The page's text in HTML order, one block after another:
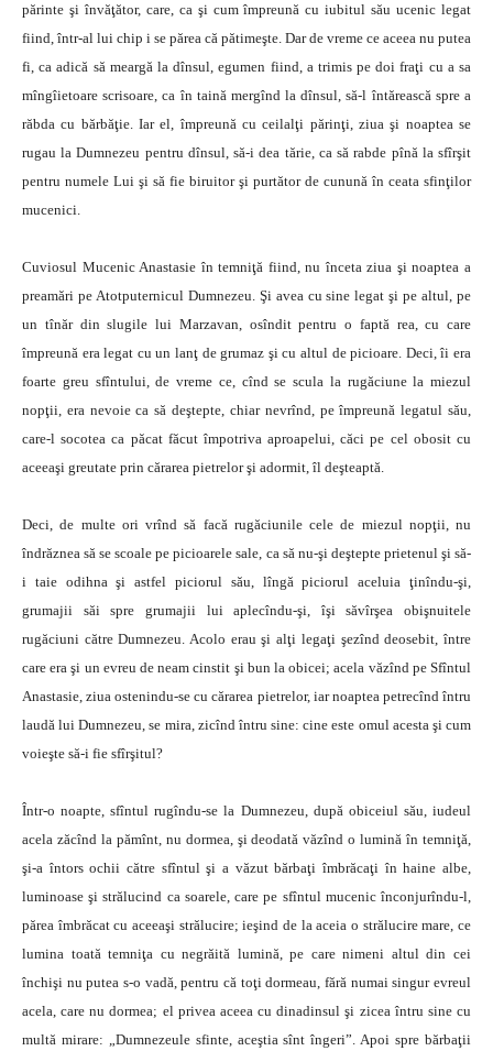
părinte şi învăţător, care, ca şi cum împreună cu iubitul său ucenic legat
fiind, într-al lui chip i se părea că pătimeşte. Dar de vreme ce aceea nu putea
fi, ca adică să meargă la dînsul, egumen fiind, a trimis pe doi fraţi cu a sa
mîngîietoare scrisoare, ca în taină mergînd la dînsul, să-l întărească spre a
răbda cu bărbăţie. Iar el, împreună cu ceilalţi părinţi, ziua şi noaptea se
rugau la Dumnezeu pentru dînsul, să-i dea tărie, ca să rabde pînă la sfîrşit
pentru numele Lui şi să fie biruitor şi purtător de cunună în ceata sfinţilor
mucenici.
Cuviosul Mucenic Anastasie în temniţă fiind, nu înceta ziua şi noaptea a
preamări pe Atotputernicul Dumnezeu. Şi avea cu sine legat şi pe altul, pe
un tînăr din slugile lui Marzavan, osîndit pentru o faptă rea, cu care
împreună era legat cu un lanţ de grumaz şi cu altul de picioare. Deci, îi era
foarte greu sfîntului, de vreme ce, cînd se scula la rugăciune la miezul
nopţii, era nevoie ca să deştepte, chiar nevrînd, pe împreună legatul său,
care-l socotea ca păcat făcut împotriva aproapelui, căci pe cel obosit cu
aceeaşi greutate prin cărarea pietrelor şi adormit, îl deşteaptă.
Deci, de multe ori vrînd să facă rugăciunile cele de miezul nopţii, nu
îndrăznea să se scoale pe picioarele sale, ca să nu-şi deştepte prietenul şi să-
i taie odihna şi astfel piciorul său, lîngă piciorul aceluia ţinîndu-şi,
grumajii săi spre grumajii lui aplecîndu-şi, îşi săvîrşea obişnuitele
rugăciuni către Dumnezeu. Acolo erau şi alţi legaţi şezînd deosebit, între
care era şi un evreu de neam cinstit şi bun la obicei; acela văzînd pe Sfîntul
Anastasie, ziua ostenindu-se cu cărarea pietrelor, iar noaptea petrecînd întru
laudă lui Dumnezeu, se mira, zicînd întru sine: cine este omul acesta şi cum
voieşte să-i fie sfîrşitul?
Într-o noapte, sfîntul rugîndu-se la Dumnezeu, după obiceiul său, iudeul
acela zăcînd la pămînt, nu dormea, şi deodată văzînd o lumină în temniţă,
şi-a întors ochii către sfîntul şi a văzut bărbaţi îmbrăcaţi în haine albe,
luminoase şi strălucind ca soarele, care pe sfîntul mucenic înconjurîndu-l,
părea îmbrăcat cu aceeaşi strălucire; ieşind de la aceia o strălucire mare, ce
lumina toată temniţa cu negrăită lumină, pe care nimeni altul din cei
închişi nu putea s-o vadă, pentru că toţi dormeau, fără numai singur evreul
acela, care nu dormea; el privea aceea cu dinadinsul şi zicea întru sine cu
multă mirare: „Dumnezeule sfinte, aceştia sînt îngeri”. Apoi spre bărbaţii